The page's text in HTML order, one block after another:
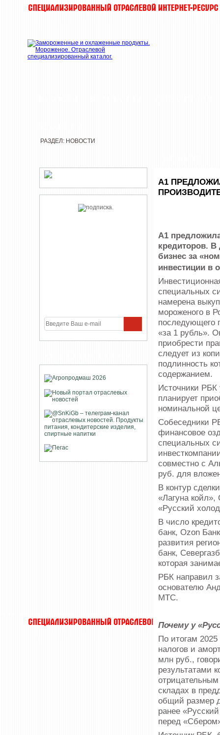
РАЗДЕЛ: НОВОСТИ
А1
А1
кредиторов.
бизнес за
инвестиции в
специальных
намерена
мороженого в
последующего
«за 1 рубль».
приобрести
следует из
подлинность
содержанием.
Источники РБК
планирует
номинальной
Собеседники
финансовое
специальных
совместно с
руб. для
В контур
«Лагуна
«Русский
В число
банк, Ozon
развития
банк,
которая
РБК направил
основателю
МТС.
Почему у
По итогам
налогов и
млн руб.,
результатами
отрицательным
складах в
общий размер
ранее
перед